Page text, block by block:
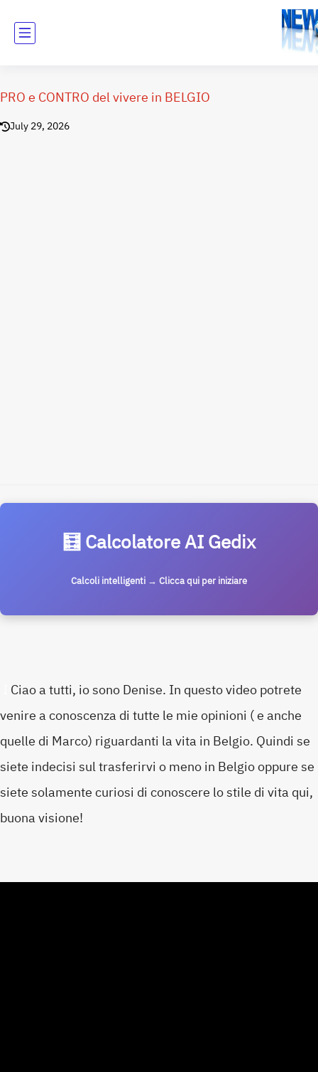
PRO e CONTRO del vivere in BELGIO
July 29, 2026
🧮 Calcolatore AI Gedix
Calcoli intelligenti → Clicca qui per iniziare
Ciao a tutti, io sono Denise. In questo video potrete
venire a conoscenza di tutte le mie opinioni ( e anche
quelle di Marco) riguardanti la vita in Belgio. Quindi se
siete indecisi sul trasferirvi o meno in Belgio oppure se
siete solamente curiosi di conoscere lo stile di vita qui,
buona visione!